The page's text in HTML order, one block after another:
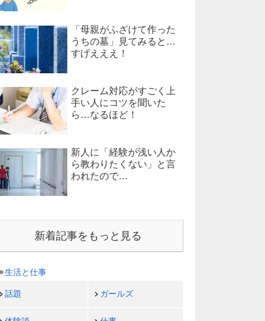
「母親がふざけて作った
うちの墓」見てみると…
すげえええ！
クレーム対応がすごく上
手い人にコツを聞いた
ら…なるほど！
新人に「経験が浅い人か
ら教わりたくない」と言
われたので…
新着記事をもっと見る
生活と仕事
話題 ガールズ